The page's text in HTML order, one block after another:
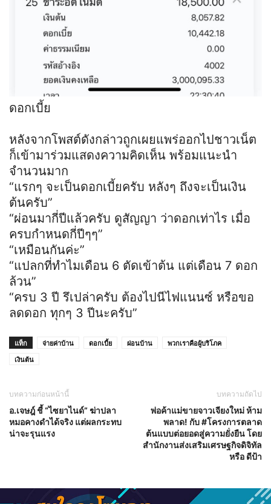
ดอกเบี้ย
หลังจากโพสต์ดังกล่าวถูกเผยแพร่ออกไปชาวเน็ต
ก็เข้ามาร่วมแสดงความคิดเห็น พร้อมแนะนำ
จำนวนมาก
“แรกๆ จะเป็นดอกเบี้ยครับ หลังๆ ถึงจะเป็นเงิน
ต้นครับ”
“ผ่อนมากี่ปีแล้วครับ ดูสัญญา ว่าดอกเท่าไร เมื่อ
ครบกำหนดกี่ปีๆๆ”
“เหมือนกันค่ะ”
“แปลกที่ทำไมเดือน 6 ตัดเข้าต้น แต่เดือน 7 ดอก
ล้วน”
“ครบ 3 ปี รึเปล่าครับ ต้องไปนีไฟแนนซ์ หรือขอ
ลดดอก ทุกๆ 3 ปีนะครับ”
แท็ก จ่ายค่าบ้าน ดอกเบี้ย ผ่อนบ้าน
พวกเราคือผู้บริโภค
เงินต้น
บทความก่อนหน้านี้
อ.เจษฎ์ ชี้ “ไซยาไนด์” ฆ่าปลา
หมอคางดำได้จริง แต่ผลกระทบ
น่าจะรุนแรง
บทความถัดไป
พ่อค้าแม่ขายจาวเจียงใหม่ ห้าม
พลาด! กับ #โครงการตลาด
ต้นแบบต่อยอดสู่ความยั่งยืน โดย
สำนักงานส่งเสริมเศรษฐกิจดิจิทัล
หรือ ดีป้า